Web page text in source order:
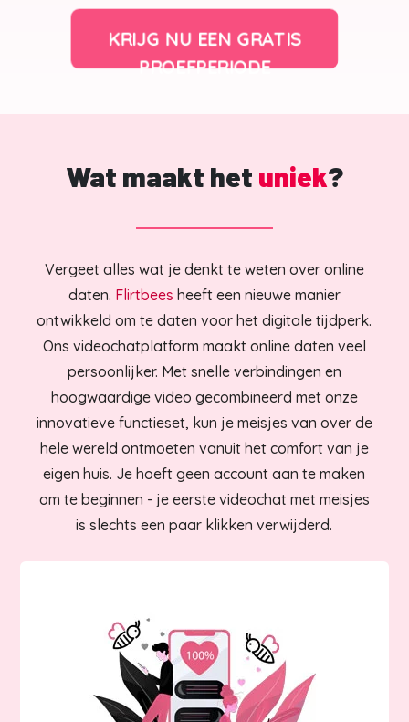
KRIJG NU EEN GRATIS
PROEFPERIODE
Wat maakt het uniek?
Vergeet alles wat je denkt te weten over online
daten. Flirtbees heeft een nieuwe manier
ontwikkeld om te daten voor het digitale tijdperk.
Ons videochatplatform maakt online daten veel
persoonlijker. Met snelle verbindingen en
hoogwaardige video gecombineerd met onze
innovatieve functieset, kun je meisjes van over de
hele wereld ontmoeten vanuit het comfort van je
eigen huis. Je hoeft geen account aan te maken
om te beginnen - je eerste videochat met meisjes
is slechts een paar klikken verwijderd.